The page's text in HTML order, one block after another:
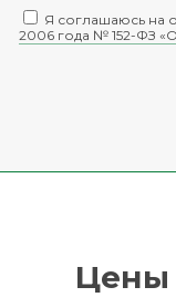
Я соглашаюсь на
2006 года № 152-ФЗ
Цены